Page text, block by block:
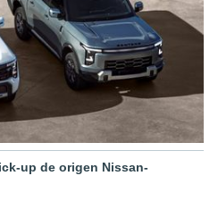
up de origen Nissan-